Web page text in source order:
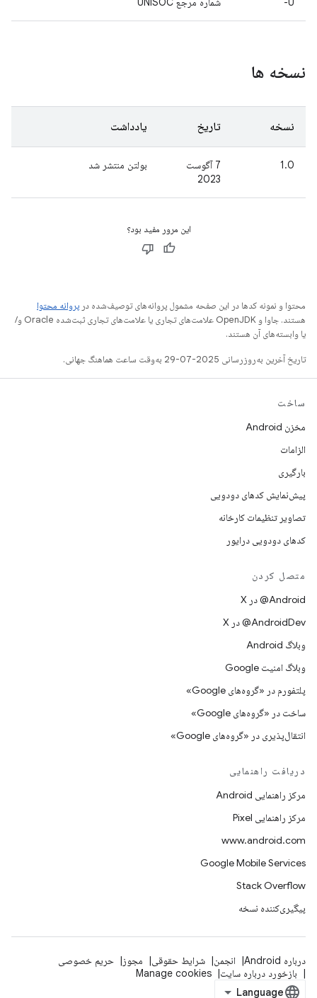
نسخه ها
نسخه تاریخ یادداشت
1.0
7 آگوست
2023
بولتن منتشر شد
این مرور مفید بود؟
محتوا و نمونه کدها در این صفحه مشمول پروانه‌های توصیف‌شده در پروانه محتوا
هستند. جاوا و OpenJDK علامت‌های تجاری یا علامت‌های تجاری ثبت‌شده Oracle و/
یا وابسته‌های آن هستند.
تاریخ آخرین به‌روزرسانی 2025-07-29 به‌وقت ساعت هماهنگ جهانی.
ساخت
مخزن Android
الزامات
بارگیری
پیش‌نمایش کدهای دودویی
تصاویر تنظیمات کارخانه
کدهای دودویی درایور
متصل کردن
‫‎@Android در X
‫‎@AndroidDev در X
وبلاگ Android
وبلاگ امنیت Google
پلتفورم در «گروه‌های Google»
ساخت در «گروه‌های Google»
انتقال‌پذیری در «گروه‌های Google»
دریافت راهنمایی
مرکز راهنمایی Android
مرکز راهنمایی Pixel
www.android.com
Google Mobile Services
Stack Overflow
پیگیری‌کننده نسخه
درباره Android انجمن شرایط حقوقی مجوز
حریم خصوصی
بازخورد درباره سایت
Manage cookies